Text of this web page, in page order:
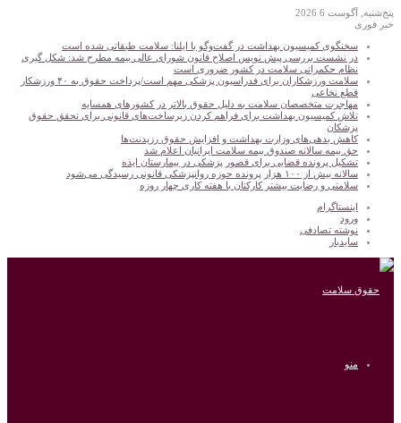
پنج‌شنبه, آگوست 6 2026
خبر فوری
سخنگوی کمیسیون بهداشت در گفت‌و‌گو با ایلنا: سلامت طبقاتی شده است
در نشست بررسی پیش نویس اصلاح قانون شورای عالی بیمه مطرح شد: شکل گیری
نظام حکمرانی سلامت در کشور ضروری است
سلامت ورزشکاران برای فدراسیون پزشکی مهم است/پرداخت حقوق به ۴۰ ورزشکار
قطع نخاعی
مهاجرت متخصصان سلامت به دلیل حقوق بالاتر در کشورهای همسایه
تلاش کمیسیون بهداشت برای فراهم کردن زیرساخت‌های قانونی برای تحقق حقوق
پزشکان
کاهش بدهی‌های وزارت بهداشت و افزایش حقوق رزیدنت‌ها
حق بیمه سالانه صندوق بیمه سلامت ایرانیان اعلام شد
تشکیل پرونده قضایی برای قصور پزشکی در بیمارستان ایذه
سالانه بیش از ۱۰۰ هزار پرونده حوزه روانپزشکی قانونی رسیدگی می‌شود
سلامتی و رضایت بیشتر کارکنان با هفته کاری چهار روزه
اینستاگرام
ورود
نوشته تصادفی
سایدبار
منو